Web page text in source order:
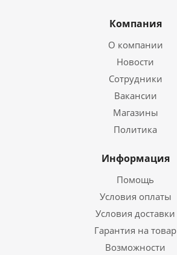
Компания
О компании
Новости
Сотрудники
Вакансии
Магазины
Политика
Информация
Помощь
Условия оплаты
Условия доставки
Гарантия на товар
Возможности